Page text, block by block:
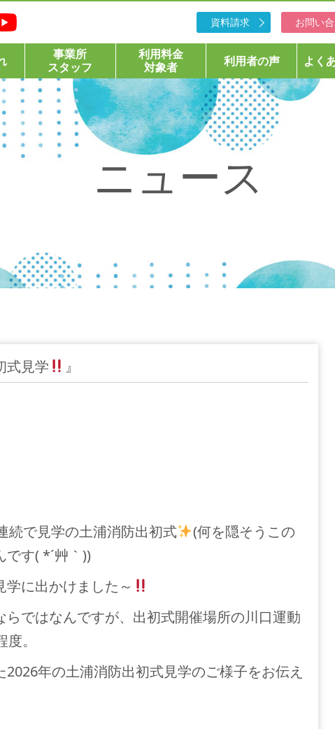
資料請求 お問い
事業所
スタッフ
利用料金
対象者
利用者の声 よく
ニュース
式見学 』
続で見学の土浦消防出初式
(何を隠そうこの
す( *´艸｀))
に出かけました～
らではなんですが、出初式開催場所の川口運動
。
年の土浦消防出初式見学のご様子をお伝え